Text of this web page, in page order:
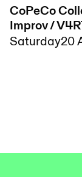
CoPeCo
Improv /
Saturday20